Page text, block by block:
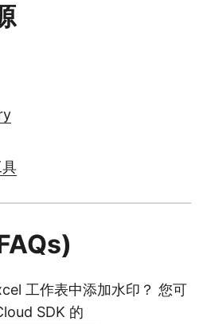
工作表中添加水印？ 您可
SDK 的